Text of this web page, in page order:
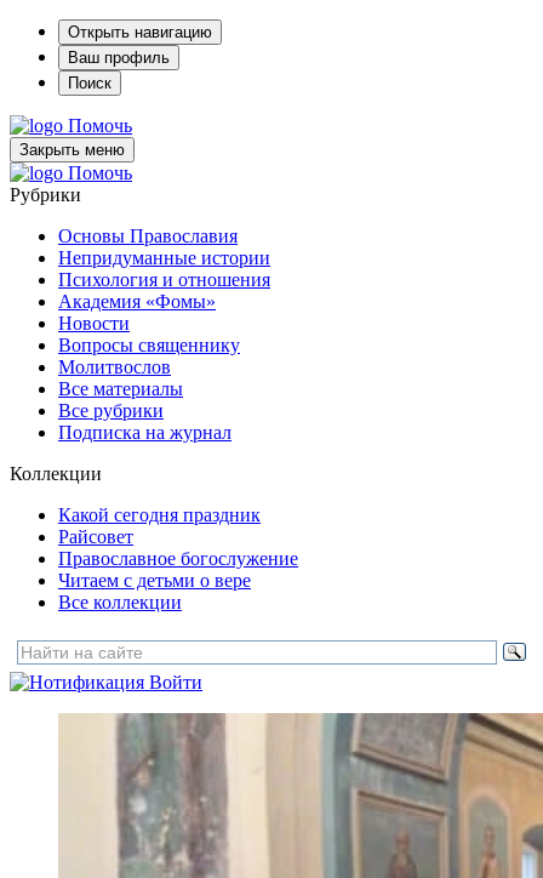
Открыть навигацию
Ваш профиль
Поиск
Помочь
Закрыть меню
Помочь
Рубрики
Основы Православия
Непридуманные истории
Психология и отношения
Академия «Фомы»
Новости
Вопросы священнику
Молитвослов
Все материалы
Все рубрики
Подписка на журнал
Коллекции
Какой сегодня праздник
Райсовет
Православное богослужение
Читаем с детьми о вере
Все коллекции
Войти